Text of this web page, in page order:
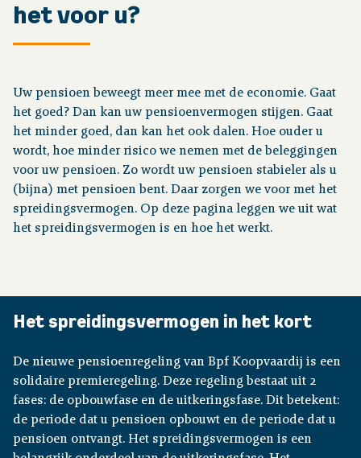
Werkgever
Organisatie
Financiële situatie
Publicaties
Contact
het voor u?
Uw pensioen beweegt meer mee met de economie. Gaat
het goed? Dan kan uw pensioenvermogen stijgen. Gaat
het minder goed, dan kan het ook dalen. Hoe ouder u
wordt, hoe minder risico we nemen met de beleggingen
voor uw pensioen. Zo wordt uw pensioen stabieler als u
(bijna) met pensioen bent. Daar zorgen we voor met het
spreidingsvermogen. Op deze pagina leggen we uit wat
het spreidingsvermogen is en hoe het werkt.
Het spreidingsvermogen in het kort
De nieuwe pensioenregeling van Bpf Koopvaardij is een
solidaire premieregeling. Deze regeling bestaat uit 2
fases: de opbouwfase en de uitkeringsfase. Dit betekent:
de periode dat u pensioen opbouwt en de periode dat u
pensioen ontvangt. Het spreidingsvermogen is een